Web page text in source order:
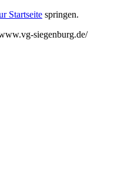
Startseite springen.
siegenburg.de/